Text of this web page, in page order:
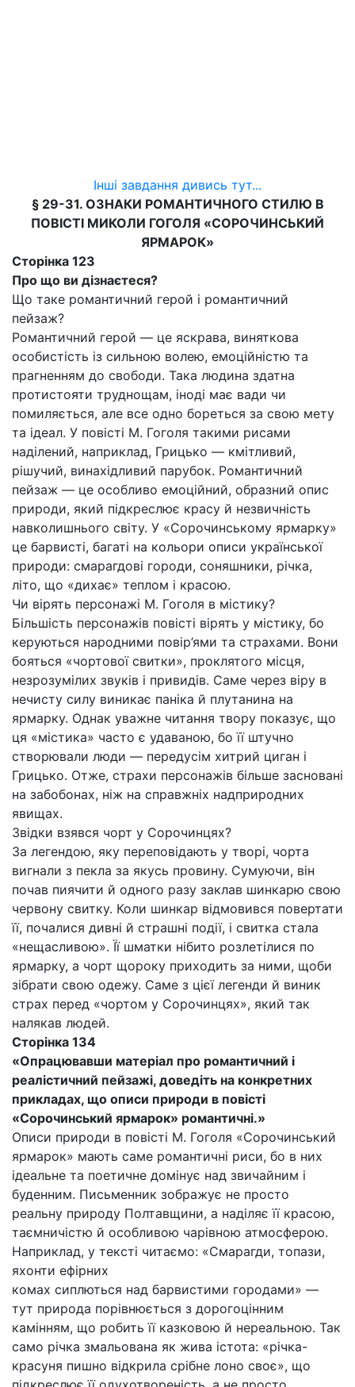
Інші завдання дивись тут...
§ 29-31. ОЗНАКИ РОМАНТИЧНОГО СТИЛЮ В
ПОВІСТІ МИКОЛИ ГОГОЛЯ «СОРОЧИНСЬКИЙ
ЯРМАРОК»
Сторінка 123
Про що ви дізнаєтеся?
Що таке романтичний герой і романтичний
пейзаж?
Романтичний герой — це яскрава, виняткова
особистість із сильною волею, емоційністю та
прагненням до свободи. Така людина здатна
протистояти труднощам, іноді має вади чи
помиляється, але все одно бореться за свою мету
та ідеал. У повісті М. Гоголя такими рисами
наділений, наприклад, Грицько — кмітливий,
рішучий, винахідливий парубок. Романтичний
пейзаж — це особливо емоційний, образний опис
природи, який підкреслює красу й незвичність
навколишнього світу. У «Сорочинському ярмарку»
це барвисті, багаті на кольори описи української
природи: смарагдові городи, соняшники, річка,
літо, що «дихає» теплом і красою.
Чи вірять персонажі М. Гоголя в містику?
Більшість персонажів повісті вірять у містику, бо
керуються народними повір’ями та страхами. Вони
бояться «чортової свитки», проклятого місця,
незрозумілих звуків і привидів. Саме через віру в
нечисту силу виникає паніка й плутанина на
ярмарку. Однак уважне читання твору показує, що
ця «містика» часто є удаваною, бо її штучно
створювали люди — передусім хитрий циган і
Грицько. Отже, страхи персонажів більше засновані
на забобонах, ніж на справжніх надприродних
явищах.
Звідки взявся чорт у Сорочинцях?
За легендою, яку переповідають у творі, чорта
вигнали з пекла за якусь провину. Сумуючи, він
почав пиячити й одного разу заклав шинкарю свою
червону свитку. Коли шинкар відмовився повертати
її, почалися дивні й страшні події, і свитка стала
«нещасливою». Її шматки нібито розлетілися по
ярмарку, а чорт щороку приходить за ними, щоби
зібрати свою одежу. Саме з цієї легенди й виник
страх перед «чортом у Сорочинцях», який так
налякав людей.
Сторінка 134
«Опрацювавши матеріал про романтичний і
реалістичний пейзажі, доведіть на конкретних
прикладах, що описи природи в повісті
«Сорочинський ярмарок» романтичні.»
Описи природи в повісті М. Гоголя «Сорочинський
ярмарок» мають саме романтичні риси, бо в них
ідеальне та поетичне домінує над звичайним і
буденним. Письменник зображує не просто
реальну природу Полтавщини, а наділяє її красою,
таємничістю й особливою чарівною атмосферою.
Наприклад, у тексті читаємо: «Смарагди, топази,
яхонти ефірних
комах сиплються над барвистими городами» —
тут природа порівнюється з дорогоцінним
камінням, що робить її казковою й нереальною. Так
само річка змальована як жива істота: «річка-
красуня пишно відкрила срібне лоно своє», що